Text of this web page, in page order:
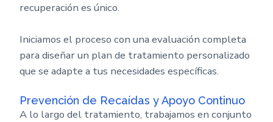
recuperación es único.
Iniciamos el proceso con una evaluación completa
para diseñar un plan de tratamiento personalizado
que se adapte a tus necesidades específicas.
Prevención de Recaídas y Apoyo Continuo
A lo largo del tratamiento, trabajamos en conjunto